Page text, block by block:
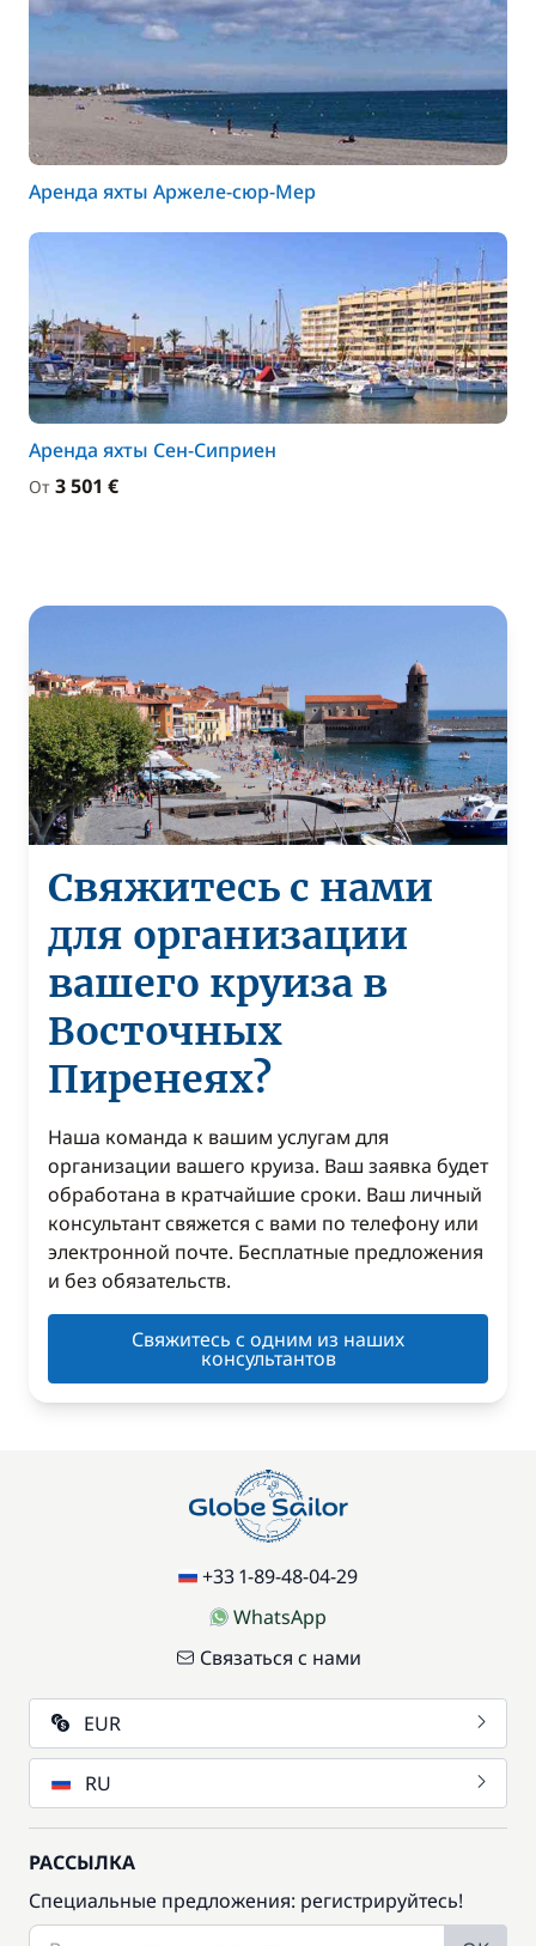
Аренда яхты Аржеле-сюр-Мер
Аренда яхты Сен-Сиприен
От 3 501 €
Свяжитесь с нами
для организации
вашего круиза в
Восточных
Пиренеях?
Наша команда к вашим услугам для
организации вашего круиза. Ваш заявка будет
обработана в кратчайшие сроки. Ваш личный
консультант свяжется с вами по телефону или
электронной почте. Бесплатные предложения
и без обязательств.
Свяжитесь с одним из наших
консультантов
+33 1-89-48-04-29
WhatsApp
Связаться с нами
EUR
RU
РАССЫЛКА
Специальные предложения: регистрируйтесь!